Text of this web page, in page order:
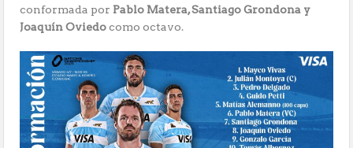
conformada por Pablo Matera, Santiago Grondona y
Joaquín Oviedocomo octavo.